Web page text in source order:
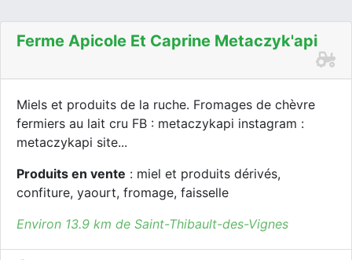
Ferme Apicole Et Caprine Metaczyk'api
Miels et produits de la ruche. Fromages de chèvre
fermiers au lait cru FB : metaczykapi instagram :
metaczykapi site...
Produits en vente : miel et produits dérivés,
confiture, yaourt, fromage, faisselle
Environ 13.9 km de Saint-Thibault-des-Vignes